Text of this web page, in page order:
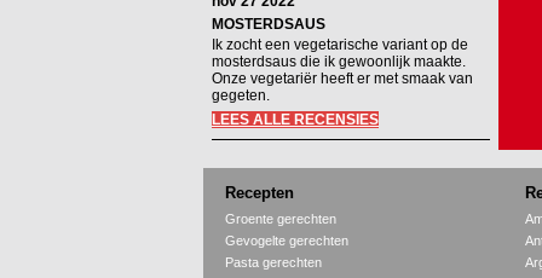
MOSTERDSAUS
Ik zocht een vegetarische variant op de
mosterdsaus die ik gewoonlijk maakte.
Onze vegetariër heeft er met smaak van
gegeten.
LEES ALLE RECENSIES
Recepten
Groente gerechten
Gevogelte gerechten
Pasta gerechten